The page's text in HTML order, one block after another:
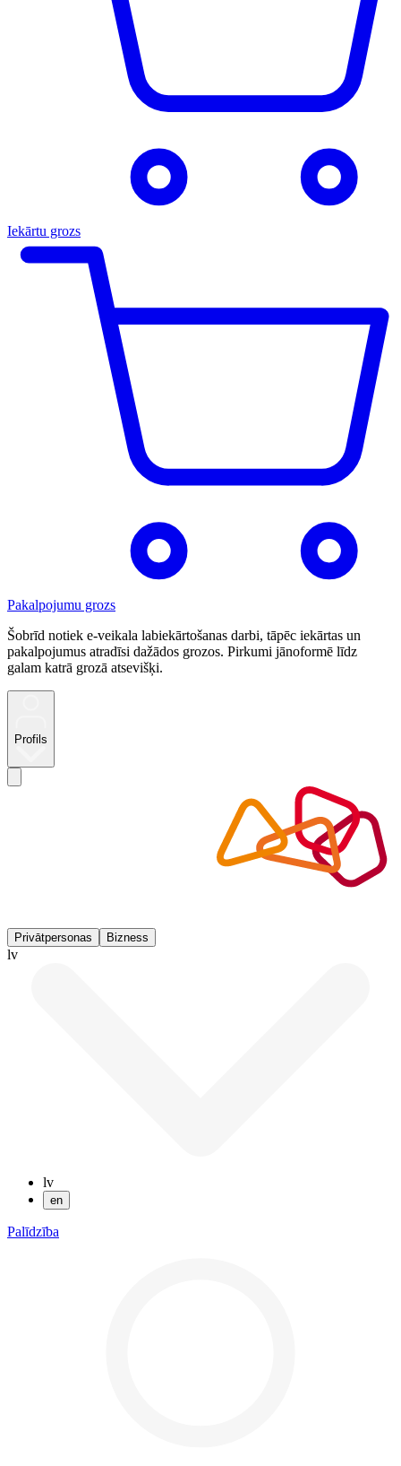
Iekārtu grozs
Pakalpojumu grozs
Šobrīd notiek e-veikala labiekārtošanas darbi, tāpēc iekārtas un
pakalpojumus atradīsi dažādos grozos. Pirkumi jānoformē līdz
galam katrā grozā atsevišķi.
Profils
Privātpersonas Bizness
lv
lv
en
Palīdzība